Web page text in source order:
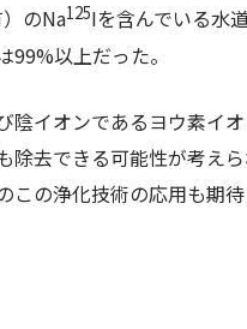
のNa125Iを含んでいる水
以上だった。
イオンであるヨウ素イ
去できる可能性が考え
の浄化技術の応用も期待